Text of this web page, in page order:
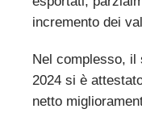
incremento dei
Nel complesso, il
2024 si è
netto